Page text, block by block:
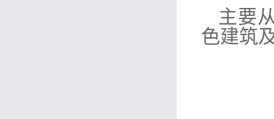
主要
色建筑